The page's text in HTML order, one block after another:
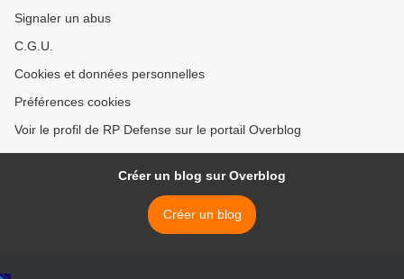
Signaler un abus
C.G.U.
Cookies et données personnelles
Préférences cookies
Voir le profil de RP Defense sur le portail Overblog
Créer un blog sur Overblog
Créer un blog